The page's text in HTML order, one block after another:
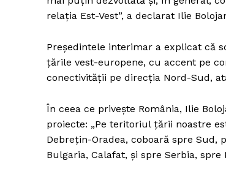
relația Est-Vest”, a declarat Ilie
Președintele interimar a explicat că
țările vest-europene, cu accent pe
conectivității pe direcția Nord-Sud,
În ceea ce privește România, Ilie
proiecte: „Pe teritoriul țării noastre
Debrețin-Oradea, coboară spre Sud,
Bulgaria, Calafat, și spre Serbia, spre